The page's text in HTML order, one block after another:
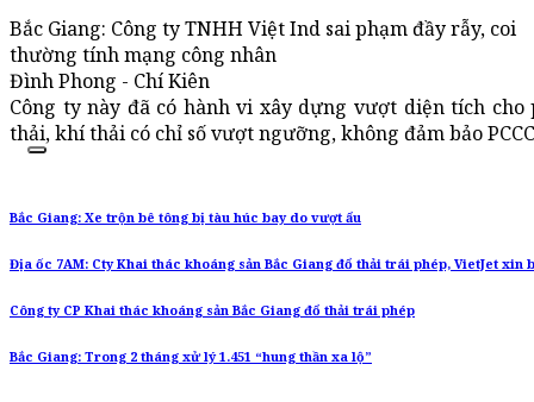
Bắc Giang: Công ty TNHH Việt Ind sai phạm đầy rẫy, coi
thường tính mạng công nhân
Đình Phong - Chí Kiên
Công ty này đã có hành vi xây dựng vượt diện tích cho
thải, khí thải có chỉ số vượt ngưỡng, không đảm bảo
Bắc Giang: Xe trộn bê tông bị tàu húc bay do vượt ẩu
Địa ốc 7AM: Cty Khai thác khoáng sản Bắc Giang đổ thải trái phép, VietJet xin
Công ty CP Khai thác khoáng sản Bắc Giang đổ thải trái phép
Bắc Giang: Trong 2 tháng xử lý 1.451 “hung thần xa lộ”